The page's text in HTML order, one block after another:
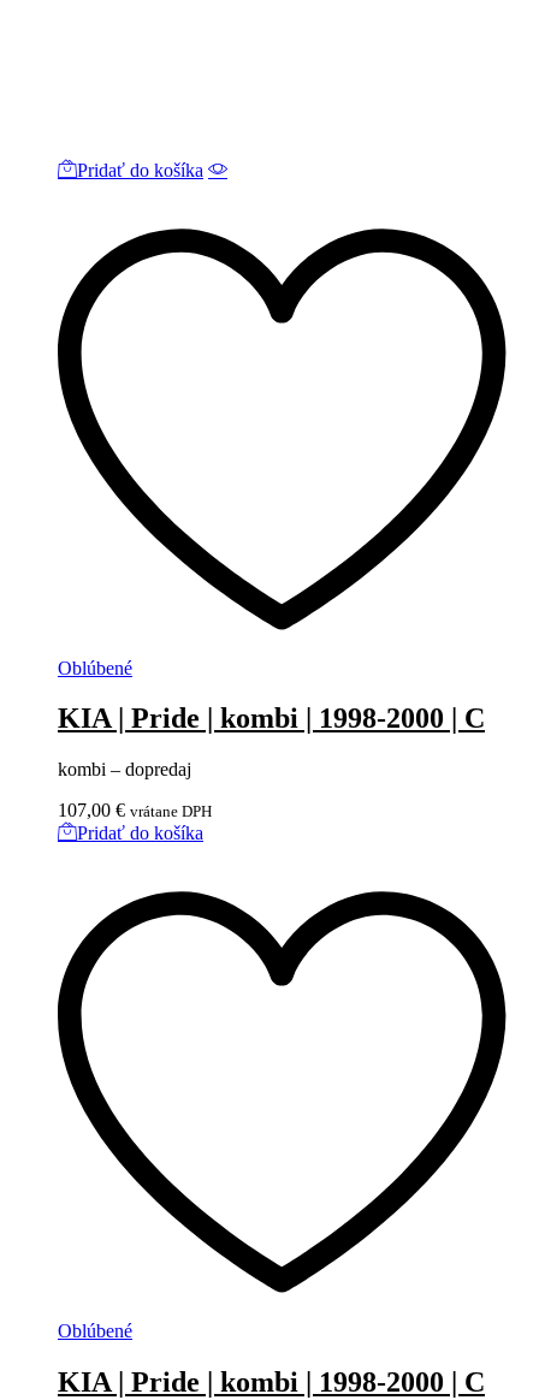
Pridať do košíka
Oblúbené
KIA | Pride | kombi | 1998-2000 | C
kombi – dopredaj
107,00 € vrátane DPH
Pridať do košíka
Oblúbené
KIA | Pride | kombi | 1998-2000 | C